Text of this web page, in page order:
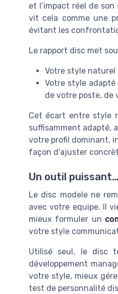
et l’impact réel de
vit cela comme une
évitant les
Le rapport disc met
Votre style
Votre style
de votre poste, de
Cet écart entre style
suffisamment adapté,
votre profil dominant,
façon d’ajuster
Un outil
Le disc modele ne
avec votre equipe. Il
mieux formuler un
votre style
Utilisé seul, le disc
développement
votre style, mieux
test de personnalité